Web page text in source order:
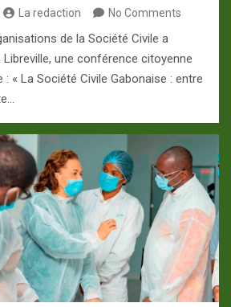
La redaction No Comments
de la Société Civile a
une conférence citoyenne
« La Société Civile Gabonaise : entre